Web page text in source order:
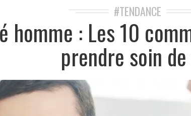
#TENDANCE
homme : Les 10
prendre soin